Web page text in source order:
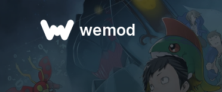
wemod